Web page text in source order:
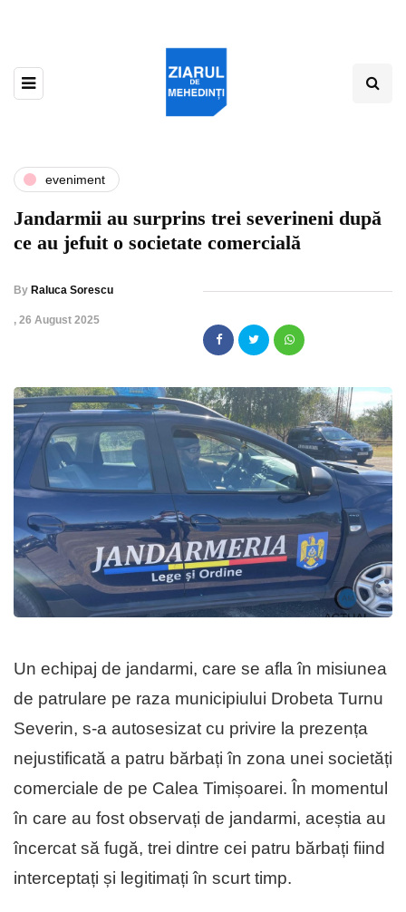
eveniment
Jandarmii au surprins trei severineni după
ce au jefuit o societate comercială
By Raluca Sorescu
, 26 August 2025
Un echipaj de jandarmi, care se afla în misiunea
de patrulare pe raza municipiului Drobeta Turnu
Severin, s-a autosesizat cu privire la prezența
nejustificată a patru bărbați în zona unei societăți
comerciale de pe Calea Timișoarei. În momentul
în care au fost observați de jandarmi, aceștia au
încercat să fugă, trei dintre cei patru bărbați fiind
interceptați și legitimați în scurt timp.